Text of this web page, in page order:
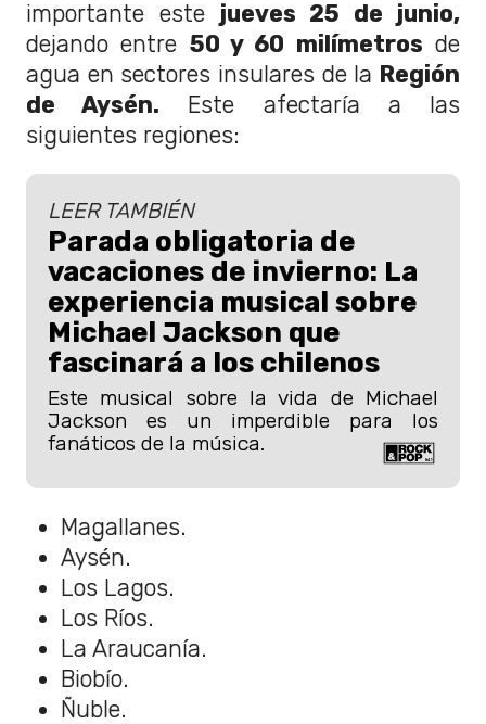
importante este jueves 25 de junio,
dejando entre 50 y 60 milímetros de
agua en sectores insulares de la Región
de Aysén. Este afectaría a las
siguientes regiones:
LEER TAMBIÉN
Parada obligatoria de
vacaciones de invierno: La
experiencia musical sobre
Michael Jackson que
fascinará a los chilenos
Este musical sobre la vida de Michael
Jackson es un imperdible para los
fanáticos de la música.
Magallanes.
Aysén.
Los Lagos.
Los Ríos.
La Araucanía.
Biobío.
Ñuble.